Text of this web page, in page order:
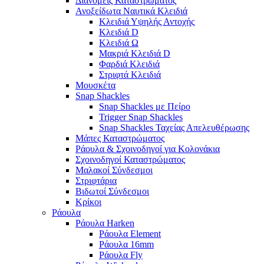
Ανοξείδωτα Ναυτικά Κλειδιά
Κλειδιά Υψηλής Αντοχής
Κλειδιά D
Κλειδιά Ω
Μακριά Κλειδιά D
Φαρδιά Κλειδιά
Στριφτά Κλειδιά
Μουσκέτα
Snap Shackles
Snap Shackles με Πείρο
Trigger Snap Shackles
Snap Shackles Ταχείας Απελευθέρωσης
Μάπες Καταστρώματος
Ράουλα & Σχοινοδηγοί για Κολονάκια
Σχοινοδηγοί Καταστρώματος
Μαλακοί Σύνδεσμοι
Στριφτάρια
Βιδωτοί Σύνδεσμοι
Κρίκοι
Ράουλα
Ράουλα Harken
Ράουλα Element
Ράουλα 16mm
Ράουλα Fly